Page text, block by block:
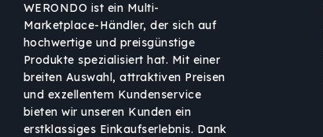
WERONDO ist ein Multi-
Marketplace-Händler, der sich auf
hochwertige und preisgünstige
Produkte spezialisiert hat. Mit einer
breiten Auswahl, attraktiven Preisen
und exzellentem Kundenservice
bieten wir unseren Kunden ein
erstklassiges Einkaufserlebnis. Dank